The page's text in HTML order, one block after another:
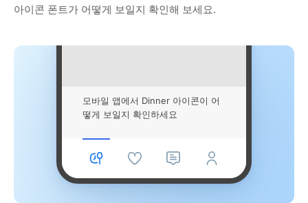
아이콘 폰트가 어떻게 보일지 확인해 보세요.
모바일 앱에서 Dinner 아이콘이 어
떻게 보일지 확인하세요